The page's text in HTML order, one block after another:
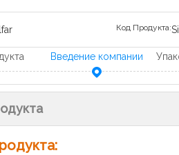
Код Продукта:
Введение компании